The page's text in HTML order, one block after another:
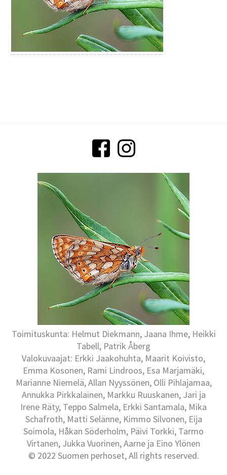
Toimituskunta: Helmut Diekmann, Jaana Ihme, Heikki
Tabell, Patrik Åberg
Valokuvaajat: Erkki Jaakohuhta, Maarit Koivisto,
Emma Kosonen, Rami Lindroos, Esa Marjamäki,
Marianne Niemelä, Allan Nyyssönen, Olli Pihlajamaa,
Annukka Pirkkalainen, Markku Ruuskanen, Jari ja
Irene Räty, Teppo Salmela, Erkki Santamala, Mika
Schafroth, Matti Selänne, Kimmo Silvonen, Eija
Soimola, Håkan Söderholm, Päivi Torkki, Tarmo
Virtanen, Jukka Vuorinen, Aarne ja Eino Ylönen
© 2022 Suomen perhoset, All rights reserved.